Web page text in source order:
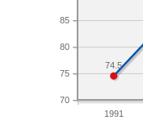
1991
70
75
80
85
74.5